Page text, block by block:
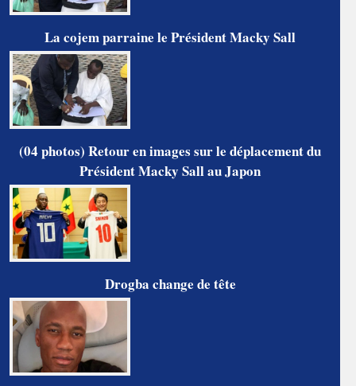
La cojem parraine le Président Macky Sall
(04 photos) Retour en images sur le déplacement du
Président Macky Sall au Japon
Drogba change de tête